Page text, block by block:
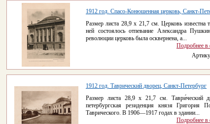
1912 год. Спасо-Конюшенная церковь, Санкт-
Размер листа 28,9 x 21,7 см. Церковь известна
ней состоялось отпевание Александра
революции церковь была осквернена, а...
Подробнее в
1912 год. Таврический дворец, Санкт-Петербург
Размер листа 28,9 x 21,7 см. Таври́ческий
петербургская резиденция князя Григория
Таврического. В 1906—1917 годах в здании...
Подробнее в